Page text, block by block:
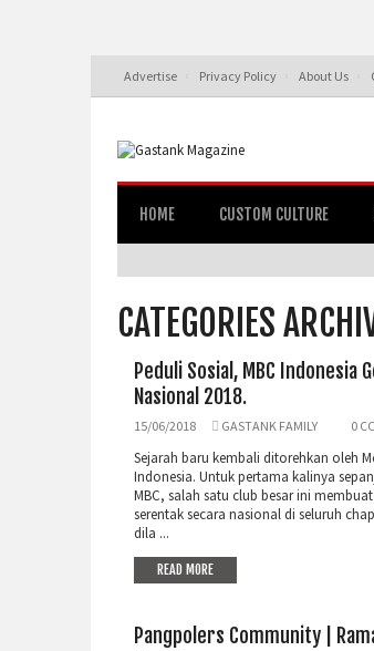
Advertise Privacy Policy About Us
HOME CUSTOM CULTURE
CATEGORIES
Peduli Sosial, MBC Indonesia
Nasional 2018.
15/06/2018 GASTANK FAMILY 0
Sejarah baru kembali ditorehkan oleh
Indonesia. Untuk pertama kalinya
MBC, salah satu club besar ini
serentak secara nasional di seluruh
dila ...
READ MORE
Pangpolers Community |